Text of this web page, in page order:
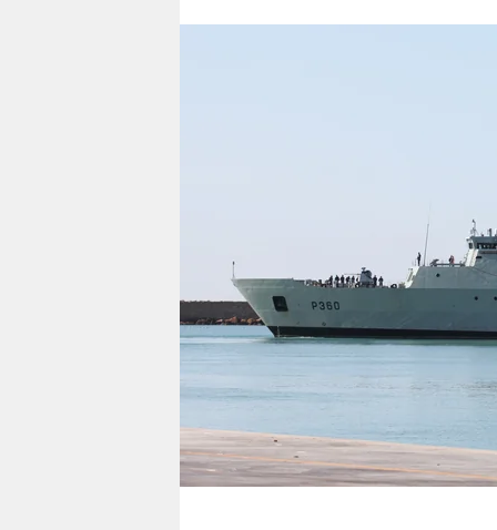
veranstaltungen
shop
fragen & hilfe
unterstützen
abo
genossenschaft